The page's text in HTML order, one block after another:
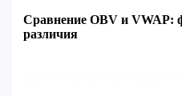
Сравнение OBV и VWAP:
различия